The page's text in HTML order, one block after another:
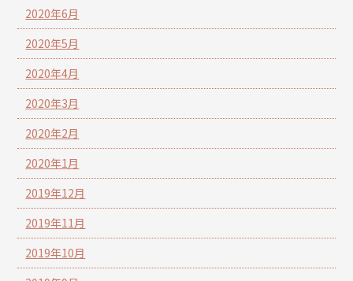
2020年6月
2020年5月
2020年4月
2020年3月
2020年2月
2020年1月
2019年12月
2019年11月
2019年10月